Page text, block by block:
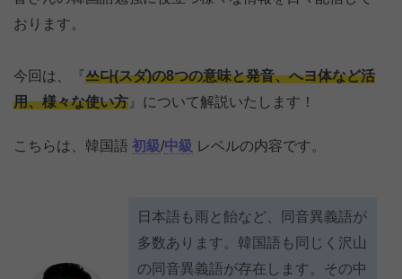
おります。
今回は、『쓰다(スダ)の8つの意味と発音、へヨ体など活
用、様々な使い方 』について解説いたします！
こちらは、韓国語 初級/中級 レベルの内容です。
日本語も雨と飴など、同音異義語が
多数あります。韓国語も同じく沢山
の同音異義語が存在します。その中